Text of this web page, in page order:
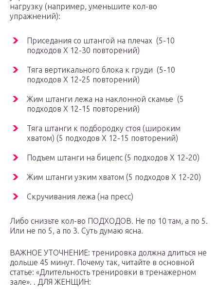
нагрузку (например, уменьшите кол-во
упражнений):
Приседания со штангой на плечах (5-10
подходов Х 12-30 повторений)
Тяга вертикального блока к груди (5-10
подходов Х 12-25 повторений)
Жим штанги лежа на наклонной скамье (5
подходов Х 12-15 повторений)
Тяга штанги к подбородку стоя (широким
хватом) (5 подходов Х 12-15 повторений)
Подъем штанги на бицепс (5 подходов Х 12-20)
Жим штанги узким хватом (5 подходов Х 12-20)
Скручивания лежа (на пресс)
Либо снизьте кол-во ПОДХОДОВ. Не по 10 там, а по 5.
Или не по 5, а по 3. Суть думаю ясна.
ВАЖНОЕ УТОЧНЕНИЕ: тренировка должна длиться не
дольше 45 минут. Почему так, читайте в основной
статье: «Длительность тренировки в тренажерном
зале». . ДЛЯ ЖЕНЩИН: